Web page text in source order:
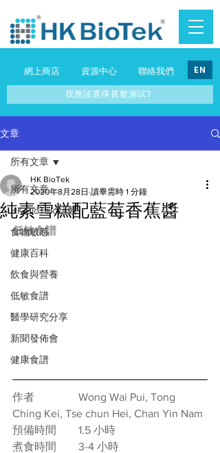
網上商店 資源中心 聯絡我們 EN
我應該選擇甚麼測試?
文章
所有文章
HK BioTek 活動
食物敏感
健康百科
飲食與營養
低敏食譜
醫學研究分享
新聞發佈會
健康食譜
所有文章
純素雪糕配藍莓香蕉醬
HK BioTek
2020年8月28日 讀畢需時 1 分鐘
低敏食譜
作者　　　　Wong Wai Pui, Tong
Ching Kei, Tse chun Hei, Chan Yin Nam
預備時間　　1.5 小時
煮食時間　　3-4 小時